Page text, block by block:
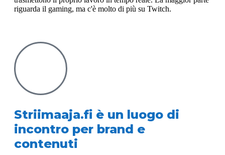
riguarda il gaming, ma c'è molto di più su Twitch.
Striimaaja.fi è un luogo di
incontro per brand e
contenuti